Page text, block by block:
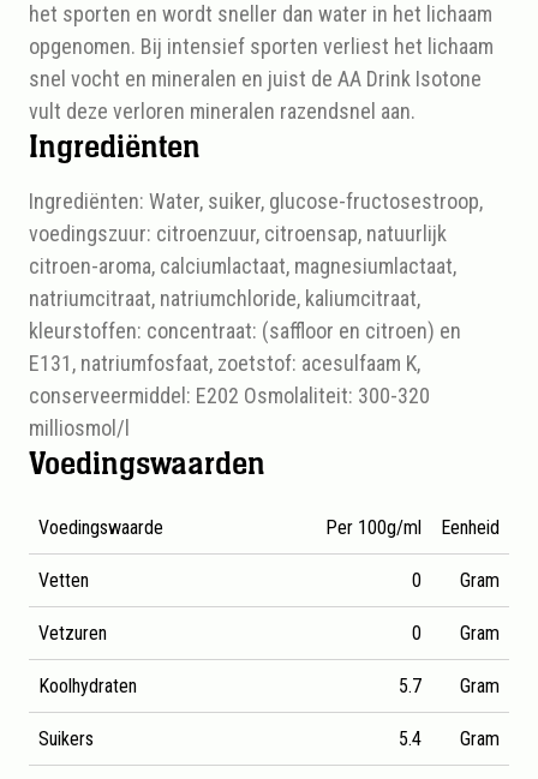
het sporten en wordt sneller dan water in het lichaam
opgenomen. Bij intensief sporten verliest het lichaam
snel vocht en mineralen en juist de AA Drink Isotone
vult deze verloren mineralen razendsnel aan.
Ingrediënten
Ingrediënten: Water, suiker, glucose-fructosestroop,
voedingszuur: citroenzuur, citroensap, natuurlijk
citroen-aroma, calciumlactaat, magnesiumlactaat,
natriumcitraat, natriumchloride, kaliumcitraat,
kleurstoffen: concentraat: (saffloor en citroen) en
E131, natriumfosfaat, zoetstof: acesulfaam K,
conserveermiddel: E202 Osmolaliteit: 300-320
milliosmol/l
Voedingswaarden
Voedingswaarde Per 100g/ml Eenheid
Vetten 0 Gram
Vetzuren 0 Gram
Koolhydraten 5.7 Gram
Suikers 5.4 Gram